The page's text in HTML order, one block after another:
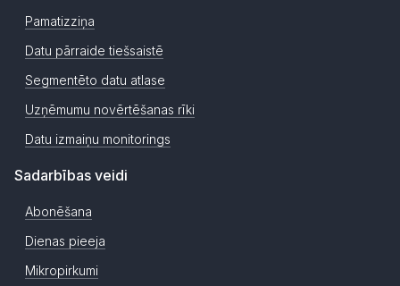
Pamatizziņa
Datu pārraide tiešsaistē
Segmentēto datu atlase
Uzņēmumu novērtēšanas rīki
Datu izmaiņu monitorings
Sadarbības veidi
Abonēšana
Dienas pieeja
Mikropirkumi